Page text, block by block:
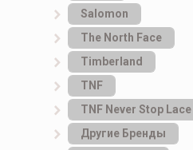
Salomon
The North Face
Timberland
TNF
TNF Never Stop Lace
Другие Бренды